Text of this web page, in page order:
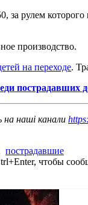
рулем
производство.
на переходе.
пострадавших
на наші канали
пострадавшие
чтобы